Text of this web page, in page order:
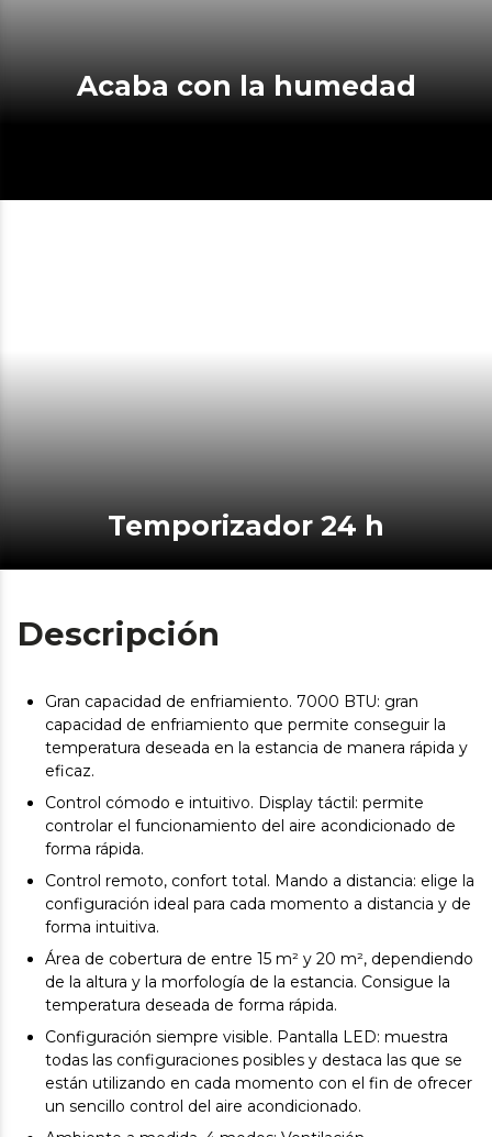
Acaba con la humedad
Temporizador 24 h
Descripción
Gran capacidad de enfriamiento. 7000 BTU: gran
capacidad de enfriamiento que permite conseguir la
temperatura deseada en la estancia de manera rápida y
eficaz.
Control cómodo e intuitivo. Display táctil: permite
controlar el funcionamiento del aire acondicionado de
forma rápida.
Control remoto, confort total. Mando a distancia: elige la
configuración ideal para cada momento a distancia y de
forma intuitiva.
Área de cobertura de entre 15 m² y 20 m², dependiendo
de la altura y la morfología de la estancia. Consigue la
temperatura deseada de forma rápida.
Configuración siempre visible. Pantalla LED: muestra
todas las configuraciones posibles y destaca las que se
están utilizando en cada momento con el fin de ofrecer
un sencillo control del aire acondicionado.